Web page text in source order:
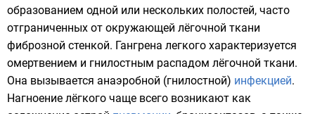
образованием одной или нескольких полостей, часто
отграниченных от окружающей лёгочной ткани
фиброзной стенкой. Гангрена легкого характеризуется
омертвением и гнилостным распадом лёгочной ткани.
Она вызывается анаэробной (гнилостной) инфекцией.
Нагноение лёгкого чаще всего возникают как